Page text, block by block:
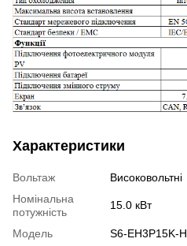
Характеристики
Вольтаж
Високовольтнi
Номінальна
потужність
15.0 кВт
Модель S6-EH3P15K-H